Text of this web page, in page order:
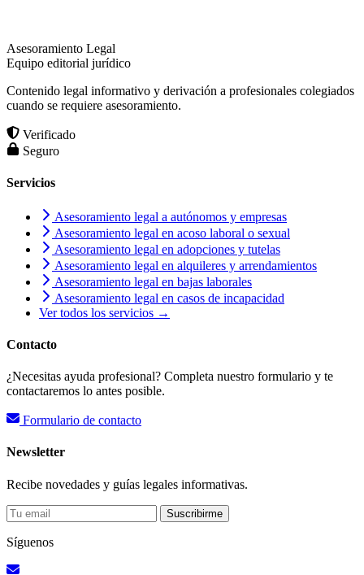
Asesoramiento Legal
Equipo editorial jurídico
Contenido legal informativo y derivación a profesionales colegiados
cuando se requiere asesoramiento.
Verificado
Seguro
Servicios
Asesoramiento legal a autónomos y empresas
Asesoramiento legal en acoso laboral o sexual
Asesoramiento legal en adopciones y tutelas
Asesoramiento legal en alquileres y arrendamientos
Asesoramiento legal en bajas laborales
Asesoramiento legal en casos de incapacidad
Ver todos los servicios →
Contacto
¿Necesitas ayuda profesional? Completa nuestro formulario y te
contactaremos lo antes posible.
Formulario de contacto
Newsletter
Recibe novedades y guías legales informativas.
Suscribirme
Síguenos